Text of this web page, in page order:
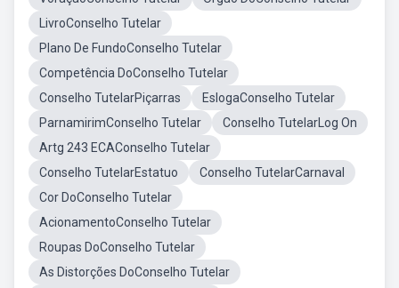
LivroConselho Tutelar
Plano De FundoConselho Tutelar
Competência DoConselho Tutelar
Conselho TutelarPiçarras
EslogaConselho Tutelar
ParnamirimConselho Tutelar
Conselho TutelarLog On
Artg 243 ECAConselho Tutelar
Conselho TutelarEstatuo
Conselho TutelarCarnaval
Cor DoConselho Tutelar
AcionamentoConselho Tutelar
Roupas DoConselho Tutelar
As Distorções DoConselho Tutelar